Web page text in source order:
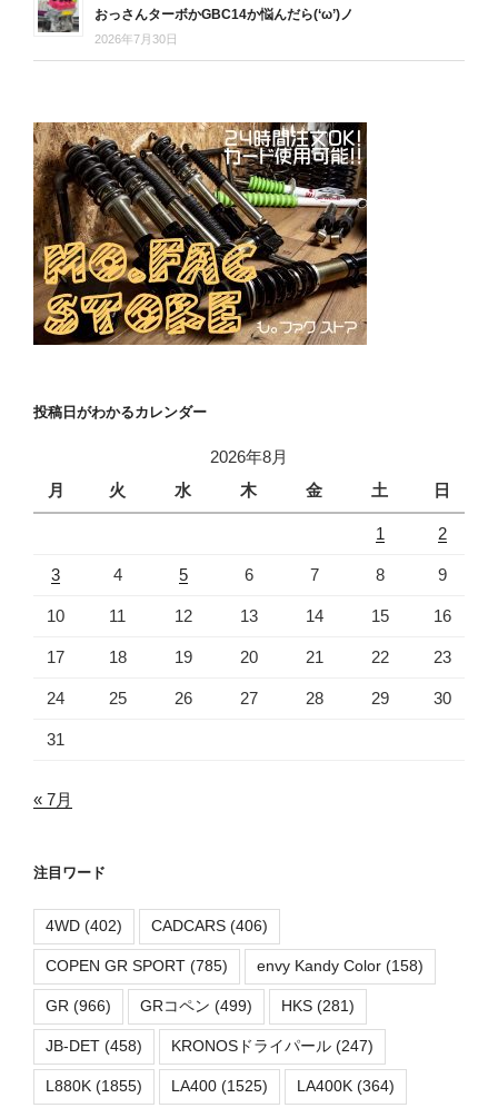
おっさんターボかGBC14か悩んだら(‘ω’)ノ
2026年7月30日
投稿日がわかるカレンダー
2026年8月
月
火 水 木 金 土 日
1 2
3 4 5 6 7 8 9
10 11 12 13 14 15 16
17 18 19 20 21 22 23
24 25 26 27 28 29 30
31
« 7月
注目ワード
4WD (402) CADCARS (406)
COPEN GR SPORT (785) envy Kandy Color (158)
GR (966) GRコペン (499) HKS (281)
JB-DET (458) KRONOSドライパール (247)
L880K (1855) LA400 (1525) LA400K (364)